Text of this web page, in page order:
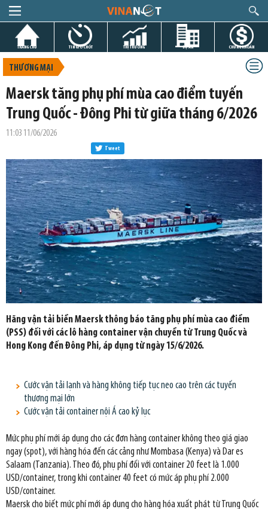
TRANG CHỦ TIN GIỜ CHÓT THỊ TRƯỜNG DỰ ÁN CHỨNG KHOÁN
THƯƠNG MẠI
Maersk tăng phụ phí mùa cao điểm tuyến
Trung Quốc - Đông Phi từ giữa tháng 6/2026
11:03 11/06/2026
Tweet
Hãng vận tải biển Maersk thông báo tăng phụ phí mùa cao điểm
(PSS) đối với các lô hàng container vận chuyển từ Trung Quốc và
Hong Kong đến Đông Phi, áp dụng từ ngày 15/6/2026.
Cước vận tải lạnh và hàng không tiếp tục neo cao trên các tuyến
thương mại lớn
Cước vận tải container nội Á cao kỷ lục
Mức phụ phí mới áp dụng cho các đơn hàng container không theo giá giao
ngay (spot), với hàng hóa đến các cảng như Mombasa (Kenya) và Dar es
Salaam (Tanzania). Theo đó, phụ phí đối với container 20 feet là 1.000
USD/container, trong khi container 40 feet có mức áp phụ phí 2.000
USD/container.
Maersk cho biết mức phí mới áp dụng cho hàng hóa xuất phát từ Trung Quốc